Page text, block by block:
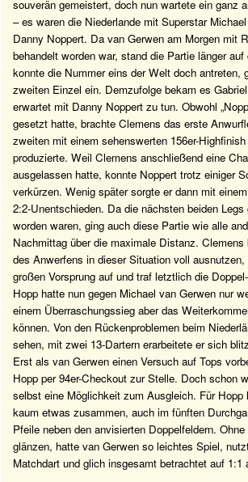
souverän gemeistert, doch nun wartete ein ganz
– es waren die Niederlande mit Superstar
Danny Noppert. Da van Gerwen am Morgen mit
behandelt worden war, stand die Partie länger
konnte die Nummer eins der Welt doch antreten,
zweiten Einzel ein. Demzufolge bekam es
erwartet mit Danny Noppert zu tun. Obwohl
gesetzt hatte, brachte Clemens das erste
zweiten mit einem sehenswerten 156er-
produzierte. Weil Clemens anschließend eine
ausgelassen hatte, konnte Noppert trotz einiger
verkürzen. Wenig später sorgte er dann mit
2:2-Unentschieden. Da die nächsten beiden
worden waren, ging auch diese Partie wie alle
Nachmittag über die maximale Distanz. Clemens
des Anwerfens in dieser Situation voll
großen Vorsprung auf und traf letztlich die
Hopp hatte nun gegen Michael van Gerwen nur
einem Überraschungssieg aber das
können. Von den Rückenproblemen beim
sehen, mit zwei 13-Dartern erarbeitete er sich
Erst als van Gerwen einen Versuch auf Tops
Hopp per 94er-Checkout zur Stelle. Doch schon
selbst eine Möglichkeit zum Ausgleich. Für
kaum etwas zusammen, auch im fünften
Pfeile neben den anvisierten Doppelfeldern.
glänzen, hatte van Gerwen so leichtes Spiel,
Matchdart und glich insgesamt betrachtet auf 1:1